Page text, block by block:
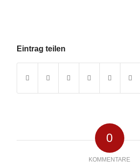
Eintrag teilen
0
KOMMENTARE